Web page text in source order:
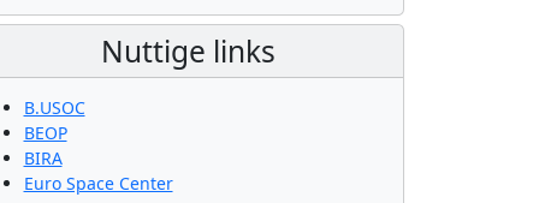
Nuttige links
B.USOC
BEOP
BIRA
Euro Space Center